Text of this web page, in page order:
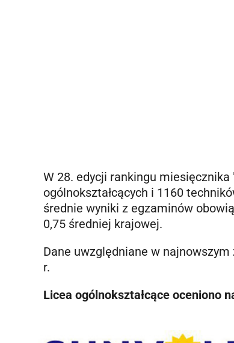
W 28. edycji rankingu
ogólnokształcących i 1160
średnie wyniki z egzaminów
0,75 średniej krajowej.
Dane uwzględniane w
r.
Licea ogólnokształcące oceniono